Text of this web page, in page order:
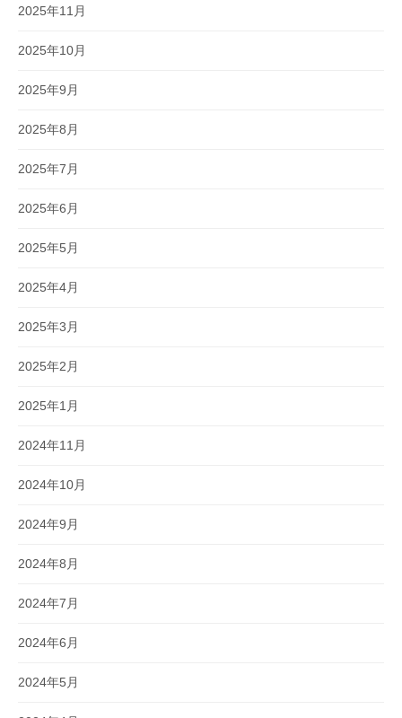
2025年11月
2025年10月
2025年9月
2025年8月
2025年7月
2025年6月
2025年5月
2025年4月
2025年3月
2025年2月
2025年1月
2024年11月
2024年10月
2024年9月
2024年8月
2024年7月
2024年6月
2024年5月